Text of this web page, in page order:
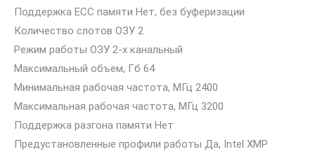
Поддержка ECC памяти Нет, без буферизации
Количество слотов ОЗУ 2
Режим работы ОЗУ 2-х канальный
Максимальный объем, Гб 64
Минимальная рабочая частота, МГц 2400
Максимальная рабочая частота, МГц 3200
Поддержка разгона памяти Нет
Предустановленные профили работы Да, Intel XMP